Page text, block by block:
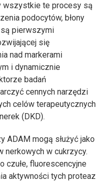
wszystkie te procesy są
podocytów, błony
pierwszymi
się
nad markerami
i dynamicznie
badań
cennych narzędzi
celów terapeutycznych
(DKD).
ADAM mogą służyć jako
nerkowych w cukrzycy.
czułe, fluorescencyjne
aktywności tych proteaz